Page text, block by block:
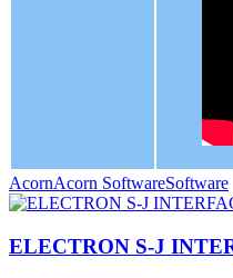
AcornAcorn SoftwareSoftware
ELECTRON S-J